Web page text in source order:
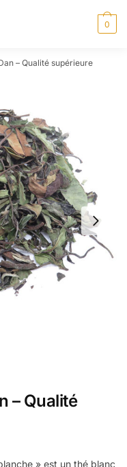
0
– Qualité supérieure
– Qualité
» est un thé blanc